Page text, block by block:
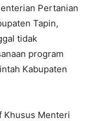
Pertanian
Tapin,
tidak
program
Kabupaten
Khusus Menteri